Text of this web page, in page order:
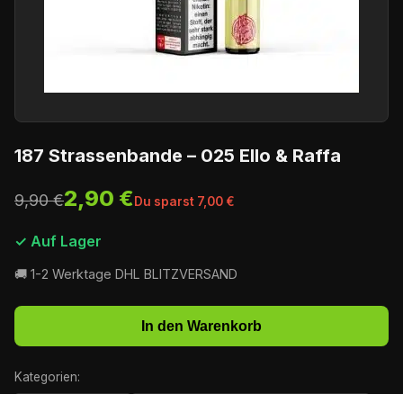
187 Strassenbande – 025 Ello & Raffa
9,90 €2,90 €Du sparst 7,00 €
✓ Auf Lager
🚚 1-2 Werktage DHL BLITZVERSAND
In den Warenkorb
Kategorien: